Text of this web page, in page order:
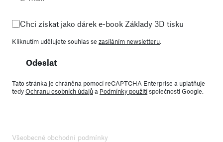
Chci získat jako dárek e-book Základy 3D tisku
Kliknutím udělujete souhlas se zasíláním newsletteru
Odeslat
Tato stránka je chráněna pomocí reCAPTCHA Enterprise a uplatňuje
tedyOchranu osobních údajůa Podmínky použitíspolečnosti Google.
Všeobecné obchodní podmínky